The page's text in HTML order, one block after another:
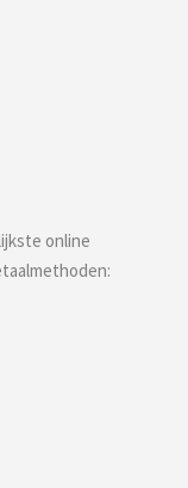
online